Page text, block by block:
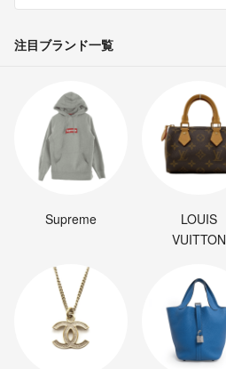
注目ブランド一覧
Supreme
LOUIS
VUITTON